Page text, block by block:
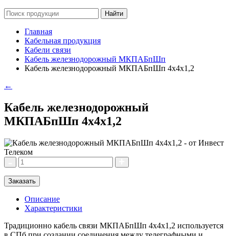
Главная
Кабельная продукция
Кабели связи
Кабель железнодорожный МКПАБпШп
Кабель железнодорожный МКПАБпШп 4х4х1,2
←
Кабель железнодорожный
МКПАБпШп 4х4х1,2
Заказать
Описание
Характеристики
Традиционно кабель связи МКПАБпШп 4х4х1,2 используется